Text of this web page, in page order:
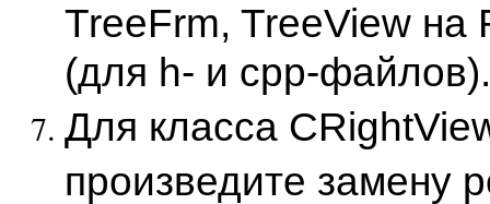
TreeFrm, TreeView на
(для h- и срр-файлов).
Для класса
произведите замену